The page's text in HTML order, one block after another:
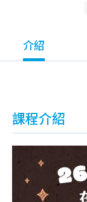
介紹
課程介紹